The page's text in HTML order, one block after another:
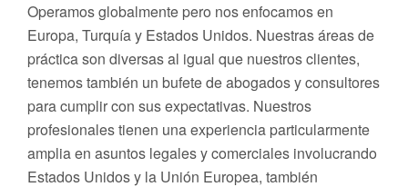
Operamos globalmente pero nos enfocamos en
Europa, Turquía y Estados Unidos. Nuestras áreas de
práctica son diversas al igual que nuestros clientes,
tenemos también un bufete de abogados y consultores
para cumplir con sus expectativas. Nuestros
profesionales tienen una experiencia particularmente
amplia en asuntos legales y comerciales involucrando
Estados Unidos y la Unión Europea, también